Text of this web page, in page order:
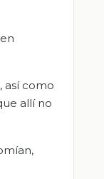
así como
allí no